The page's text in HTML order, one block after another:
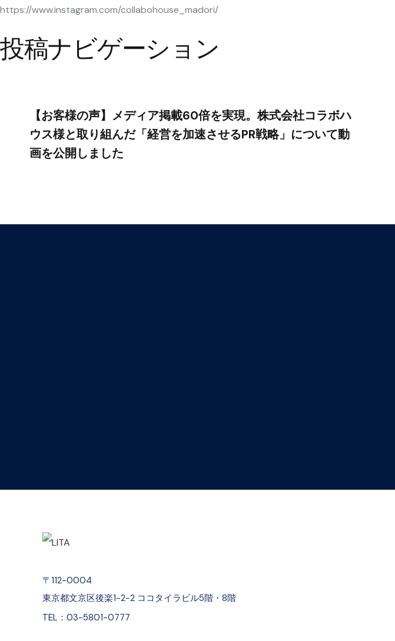
https://www.instagram.com/collabohouse_madori/
投稿ナビゲーション
【お客様の声】メディア掲載60倍を実現。株式会社コラボハ
ウス様と取り組んだ「経営を加速させるPR戦略」について動
画を公開しました
〒112-0004
東京都文京区後楽1-2-2 ココタイラビル5階・8階
TEL：03-5801-0777